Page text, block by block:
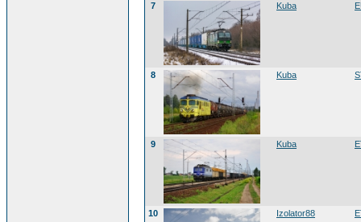
7 Kuba
8 Kuba
9 Kuba
10 Izolator88